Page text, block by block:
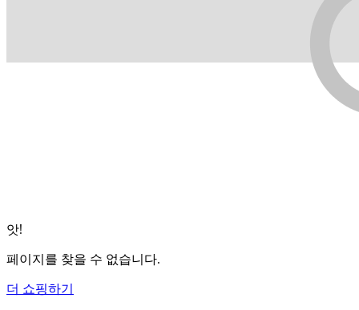
앗!
페이지를 찾을 수 없습니다.
더 쇼핑하기